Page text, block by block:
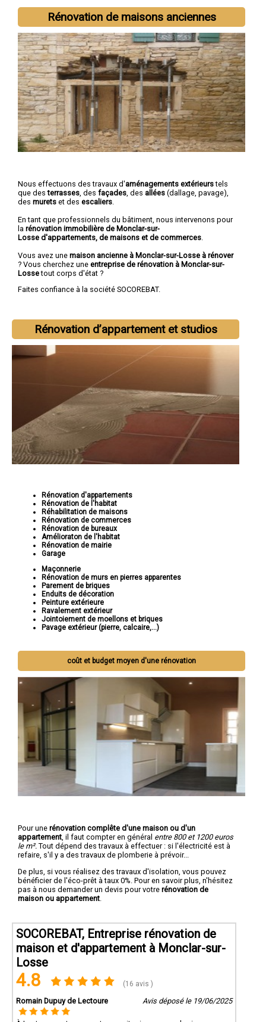
Rénovation de maisons anciennes
Nous effectuons des travaux d'aménagements extérieurstels
que desterrasses , des façades , des allées (dallage, pavage),
des murets et des escaliers
En tant que professionnels du bâtiment, nous intervenons pour
la rénovation immobilière de Monclar-sur-
Losse d'appartements, de maisons et de commerces
Vous avez une maison ancienne à Monclar-sur-Losse à rénover
? Vous cherchez une entreprise de rénovation à Monclar-sur-
Lossetout corps d'état ?
Faites confiance à la société SOCOREBAT.
Rénovation d’appartement et studios
Rénovation d'appartements
Rénovation de l'habitat
Réhabilitation de maisons
Rénovation de commerces
Rénovation de bureaux
Amélioraton de l'habitat
Rénovation de mairie
Garage
Maçonnerie
Rénovation de murs en pierres apparentes
Parement de briques
Enduits de décoration
Peinture extérieure
Ravalement extérieur
Jointoiement de moellons et briques
Pavage extérieur (pierre, calcaire,...)
coût et budget moyen d'une rénovation
Pour une rénovation complête d'une maison ou d'un
appartement , il faut compter en général entre 800 et 1200 euros
le m². Tout dépend des travaux à effectuer : si l'électricité est à
refaire, s'il y a des travaux de plomberie à prévoir...
De plus, si vous réalisez des travaux d'isolation, vous pouvez
bénéficier de l'éco-prêt à taux 0%. Pour en savoir plus, n'hésitez
pas à nous demander un devis pour votre rénovation de
maison ou appartement
SOCOREBAT, Entreprise rénovation de
maison et d'appartement à Monclar-sur-
Losse
4.8 (16 avis )
Romain Dupuy de Lectoure Avis déposé le 19/06/2025